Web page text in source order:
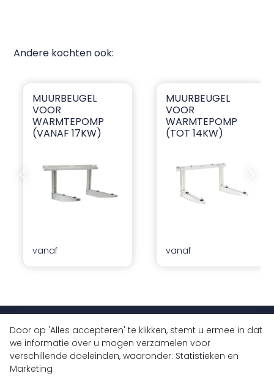
Andere kochten ook:
Muurbeugel voor warmtepomp (vanaf 17kW)
MUURBEUGEL
VOOR
WARMTEPOMP
(VANAF 17KW)
vanaf
Muurbeugel voor
MUURBEUGEL
VOOR
WARMTEPOMP
(TOT 14KW)
vanaf
Vorige dia
+32 (0)9 430 77 77
info@bluedrops.eu
Door op 'Alles accepteren' te klikken, stemt u ermee in dat
we informatie over u mogen verzamelen voor
verschillende doeleinden, waaronder: Statistieken en
Marketing